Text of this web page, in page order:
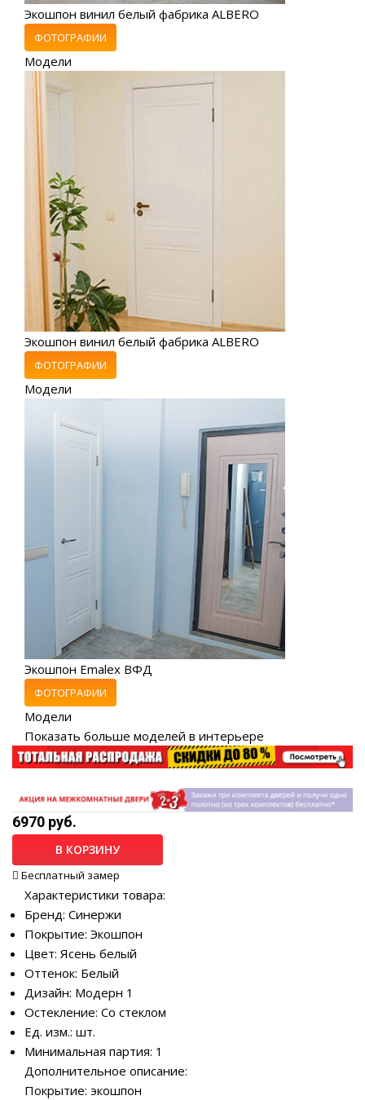
Экошпон винил белый фабрика ALBERO
ФОТОГРАФИИ
Модели
Экошпон винил белый фабрика ALBERO
ФОТОГРАФИИ
Модели
Экошпон Emalex ВФД
ФОТОГРАФИИ
Модели
Показать больше моделей в интерьере
6970 руб.
В КОРЗИНУ
Бесплатный замер
Характеристики товара:
Бренд: Синержи
Покрытие: Экошпон
Цвет: Ясень белый
Оттенок: Белый
Дизайн: Модерн 1
Остекление: Со стеклом
Ед. изм.: шт.
Минимальная партия: 1
Дополнительное описание:
Покрытие: экошпон